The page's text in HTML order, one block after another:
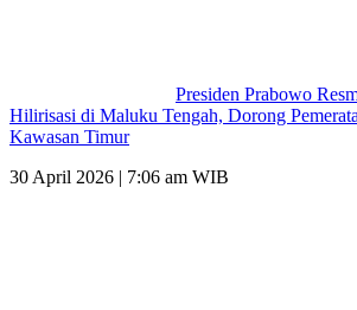
Presiden Prabowo
Hilirisasi di Maluku Tengah, Dorong
Kawasan Timur
30 April 2026 | 7:06 am WIB